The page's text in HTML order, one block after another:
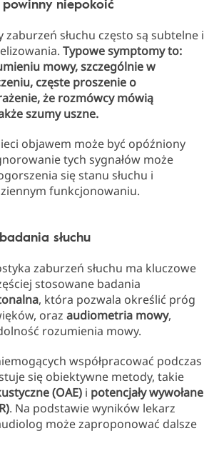
zaburzeń słuchu często są subtelne i
Typowe symptomy to:
mowy, szczególnie w
częste proszenie o
że rozmówcy mówią
szumy uszne.
objawem może być opóźniony
tych sygnałów może
się stanu słuchu i
funkcjonowaniu.
słuchu
zaburzeń słuchu ma kluczowe
stosowane badania
, która pozwala określić próg
oraz audiometria mowy,
rozumienia mowy.
współpracować podczas
się obiektywne metody, takie
(OAE) i potencjały wywołane
. Na podstawie wyników lekarz
może zaproponować dalsze